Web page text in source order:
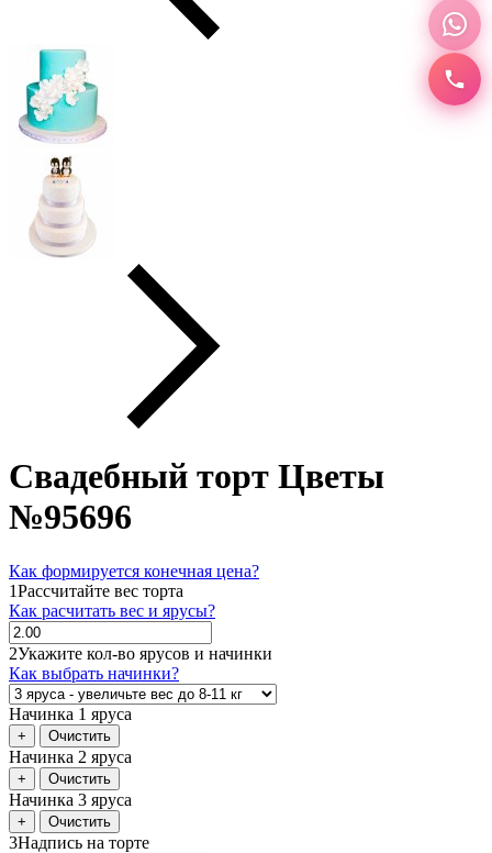
Свадебный торт Цветы
№95696
Как формируется конечная цена?
1Рассчитайте вес торта
Как расчитать вес и ярусы?
2Укажите кол-во ярусов и начинки
Как выбрать начинки?
Начинка 1 яруса
+ Очистить
Начинка 2 яруса
+ Очистить
Начинка 3 яруса
+ Очистить
3Надпись на торте